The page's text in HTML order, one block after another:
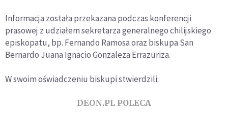
Informacja została przekazana podczas konferencji
prasowej z udziałem sekretarza generalnego chilijskiego
episkopatu, bp. Fernando Ramosa oraz biskupa San
Bernardo Juana Ignacio Gonzaleza Errazuriza.
W swoim oświadczeniu biskupi stwierdzili:
DEON.PL POLECA